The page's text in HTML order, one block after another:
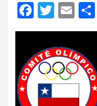
F
a
ce
b
o
o
T
wi
tt
er
E
m